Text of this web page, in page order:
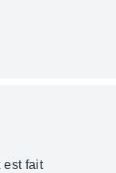
est fait